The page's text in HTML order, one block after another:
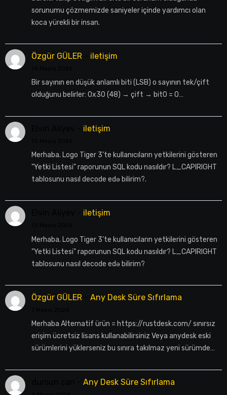
sorunumu çözmemizde saniyeler içinde yardımcı olan
koca yürekli bir insan.
Özgür GÜLER- iletişim
Bir sayının en düşük anlamlı biti (LSB) o sayının tek/çift
olduğunu belirler: 0x30 (48) → çift → bit0 = 0…
iletişim
Merhaba. Logo Tiger 3'te kullanıcıların yetkilerini gösteren
"Yetki Listesi" raporunun SQL kodu nasıldır? L_CAPIRIGHT
tablosunu nasıl decode edə bilirim?.
iletişim
Merhaba. Logo Tiger 3'te kullanıcıların yetkilerini gösteren
"Yetki Listesi" raporunun SQL kodu nasıldır? L_CAPIRIGHT
tablosunu nasıl decode edə bilirim?
Özgür GÜLER- Any Desk Süre Sıfırlama
Merhaba Alternatif ürün = https://rustdesk.com/ sınırsız
erişim ücretsiz lisans kullanabilirsiniz Veya anydesk eski
sürümlerini yüklerseniz bu sınıra takılmaz yeni sürümde…
Any Desk Süre Sıfırlama